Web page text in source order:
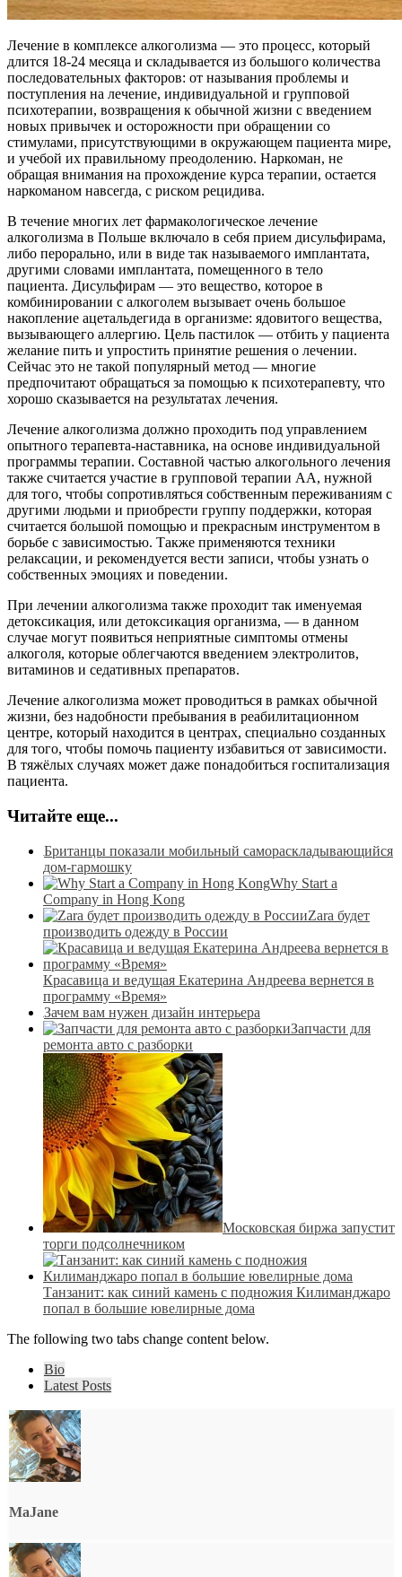
Лечение в комплексе алкоголизма — это процесс, который
длится 18-24 месяца и складывается из большого количества
последовательных факторов: от называния проблемы и
поступления на лечение, индивидуальной и групповой
психотерапии, возвращения к обычной жизни с введением
новых привычек и осторожности при обращении со
стимулами, присутствующими в окружающем пациента мире,
и учебой их правильному преодолению. Наркоман, не
обращая внимания на прохождение курса терапии, остается
наркоманом навсегда, с риском рецидива.
В течение многих лет фармакологическое лечение
алкоголизма в Польше включало в себя прием дисульфирама,
либо перорально, или в виде так называемого имплантата,
другими словами имплантата, помещенного в тело
пациента. Дисульфирам — это вещество, которое в
комбинировании с алкоголем вызывает очень большое
накопление ацетальдегида в организме: ядовитого вещества,
вызывающего аллергию. Цель пастилок — отбить у пациента
желание пить и упростить принятие решения о лечении.
Сейчас это не такой популярный метод — многие
предпочитают обращаться за помощью к психотерапевту, что
хорошо сказывается на результатах лечения.
Лечение алкоголизма должно проходить под управлением
опытного терапевта-наставника, на основе индивидуальной
программы терапии. Составной частью алкогольного лечения
также считается участие в групповой терапии АА, нужной
для того, чтобы сопротивляться собственным переживаниям с
другими людьми и приобрести группу поддержки, которая
считается большой помощью и прекрасным инструментом в
борьбе с зависимостью. Также применяются техники
релаксации, и рекомендуется вести записи, чтобы узнать о
собственных эмоциях и поведении.
При лечении алкоголизма также проходит так именуемая
детоксикация, или детоксикация организма, — в данном
случае могут появиться неприятные симптомы отмены
алкоголя, которые облегчаются введением электролитов,
витаминов и седативных препаратов.
Лечение алкоголизма может проводиться в рамках обычной
жизни, без надобности пребывания в реабилитационном
центре, который находится в центрах, специально созданных
для того, чтобы помочь пациенту избавиться от зависимости.
В тяжёлых случаях может даже понадобиться госпитализация
пациента.
Читайте еще...
Британцы показали мобильный самораскладывающийся
дом-гармошку
Why Start a
Company in Hong Kong
Zara будет
производить одежду в России
Красавица и ведущая Екатерина Андреева вернется в
программу «Время»
Зачем вам нужен дизайн интерьера
Запчасти для
ремонта авто с разборки
Московская биржа запустит
торги подсолнечником
Танзанит: как синий камень с подножия Килиманджаро
попал в большие ювелирные дома
The following two tabs change content below.
Bio
Latest Posts
MaJane